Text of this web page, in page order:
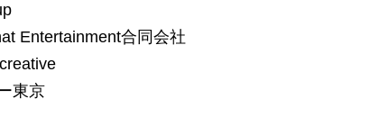
Entertainment合同会社
東京